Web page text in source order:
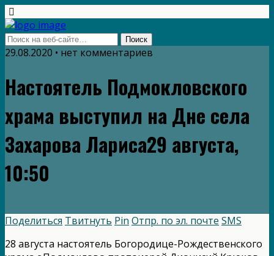
29.08.2020 • нет комментариев
Настоятель Подмокловского
храма выступил на Дне села
Захарова Лариса29 августа,
10:50
Поделиться Твитнуть Pin Отпр. по эл. почте SMS
28 августа настоятель Богородице-Рождественского